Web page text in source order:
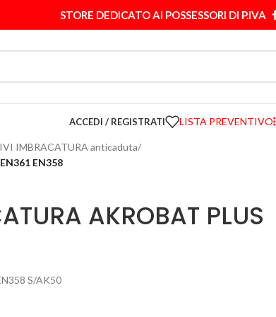
STORE DEDICATO AI POSSESSORI DI P.IVA
ACCEDI / REGISTRATI LISTA PREVENTIVO
IMBRACATURA anticaduta/
EN358
AKROBAT PLUS
S/AK50